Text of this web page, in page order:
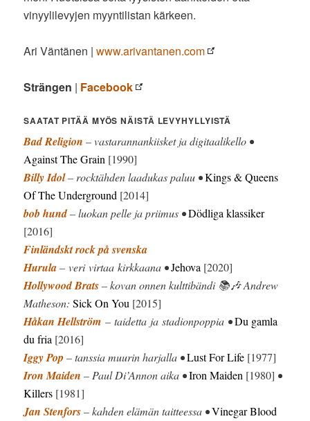
vinyylilevyjen myyntilistan kärkeen.
Ari Väntänen |www.arivantanen.com
Strängen | Facebook
SAATAT PITÄÄ MYÖS NÄISTÄ LEVYHYLLYISTÄ
Bad Religion – vastarannankiisket ja digitaalikello •
Against The Grain [1990]
Billy Idol– rocktähden laadukas paluu •Kings & Queens
Of The Underground [2014]
bob hund– luokan pelle ja priimus •Dödliga klassiker
[2016]
Finländskt rock på svenska
Hurula– veri virtaa kirkkaana •Jehova [2020]
Hollywood Brats– kovan onnen kulttibändi 📚🎶 Andrew
Matheson:Sick On You [2015]
Håkan Hellström – taidetta ja stadionpoppia •Du gamla
du fria [2016]
Iggy Pop – tanssia muurin harjalla •Lust For Life [1977]
Iron Maiden – Paul Di’Annon aika •Iron Maiden [1980] •
Killers [1981]
Jan Stenfors– kahden elämän taitteessa •Vinegar Blood